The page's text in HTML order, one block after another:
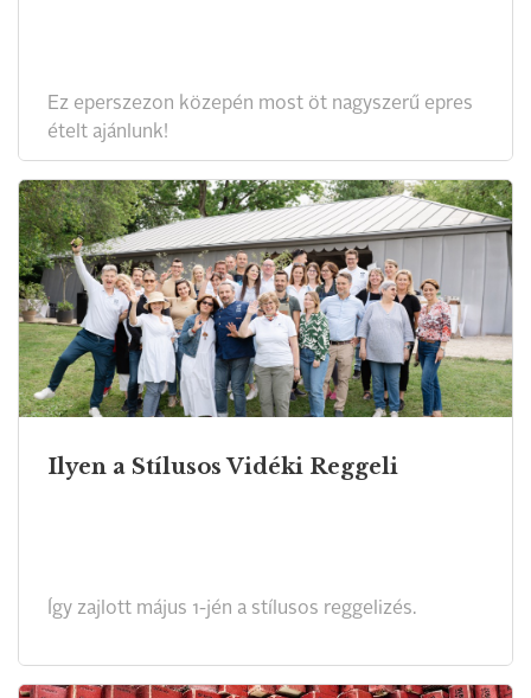
Ez eperszezon közepén most öt nagyszerű epres
ételt ajánlunk!
Ilyen a Stílusos Vidéki Reggeli
Így zajlott május 1-jén a stílusos reggelizés.